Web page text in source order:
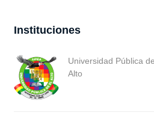
Instituciones
Universidad Pública
Alto